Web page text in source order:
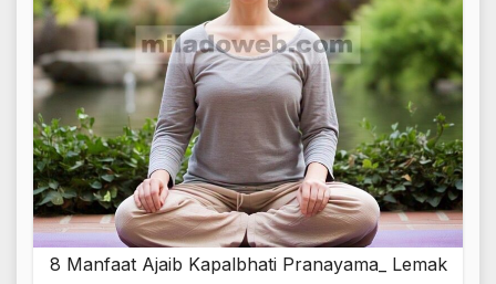
8 Manfaat Ajaib Kapalbhati Pranayama_ Lemak